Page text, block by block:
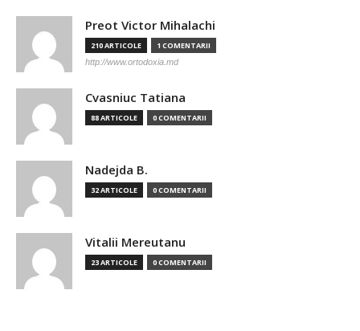
Preot Victor Mihalachi
210 ARTICOLE 1 COMENTARII
http://www.ortodoxia.md
Cvasniuc Tatiana
88 ARTICOLE 0 COMENTARII
Nadejda B.
32 ARTICOLE 0 COMENTARII
Vitalii Mereutanu
23 ARTICOLE 0 COMENTARII